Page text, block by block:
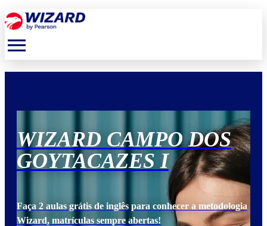
menu
WIZARD CAMPO DOS
GOYTACAZES I
Faça 2 aulas grátis de inglês para conhecer a metodologia
Wizard, matrículas sempre abertas!